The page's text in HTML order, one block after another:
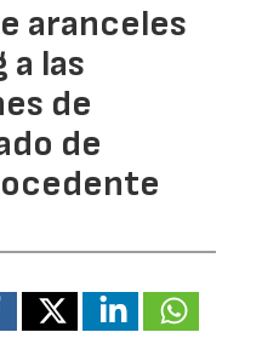
aranceles
las
de
de